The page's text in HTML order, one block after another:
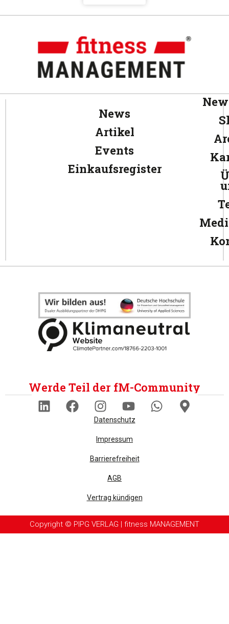
News
Artikel
Events
Einkaufsregister
Werde Teil der fM-Community
Datenschutz
Impressum
Barrierefreiheit
AGB
Vertrag kündigen
Copyright © PIPG VERLAG | fitness MANAGEMENT